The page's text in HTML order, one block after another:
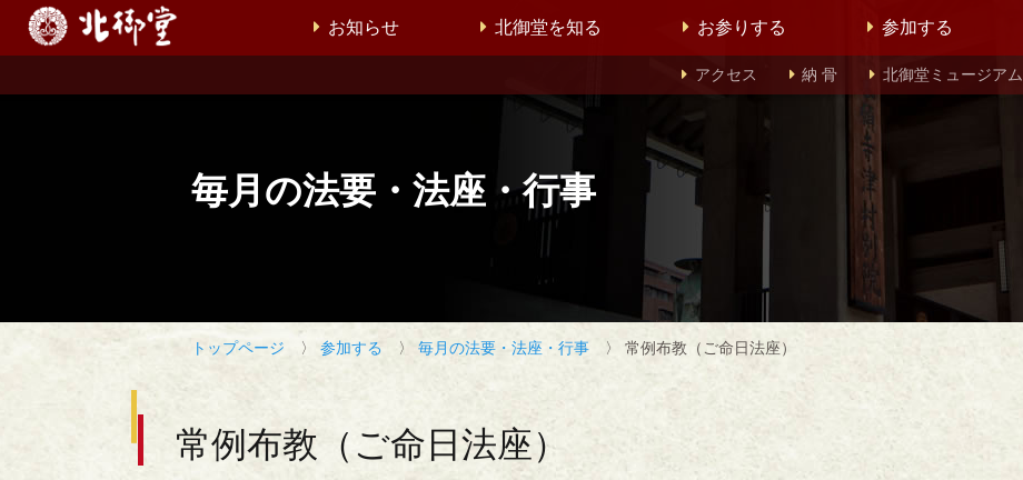
お知らせ 北御堂を知る お参りする 参加する
アクセス 納 骨 北御堂ミュージアム
毎月の法要・法座・行事
トップページ 〉 参加する 〉 毎月の法要・法座・行事 〉 常例布教（ご命日法座）
常例布教（ご命日法座）